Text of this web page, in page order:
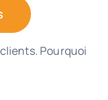
Pourquoi